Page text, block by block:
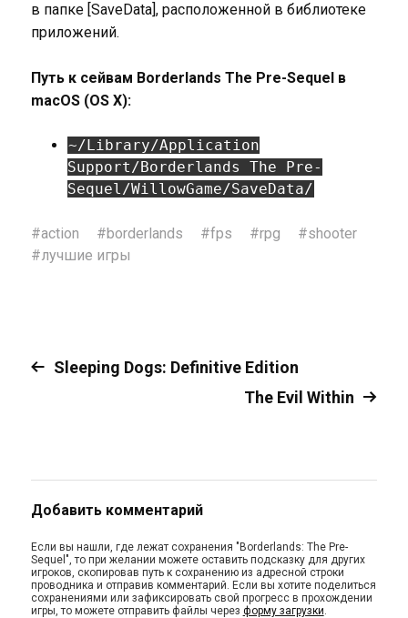
в папке [SaveData], расположенной в библиотеке
приложений.
Путь к сейвам Borderlands The Pre-Sequel в
macOS (OS X):
~/Library/Application
Support/Borderlands The Pre-
Sequel/WillowGame/SaveData/
#action #borderlands #fps #rpg #shooter
#лучшие игры
Sleeping Dogs: Definitive Edition
The Evil Within
Добавить комментарий
Если вы нашли, где лежат сохранения "Borderlands: The Pre-
Sequel", то при желании можете оставить подсказку для других
игроков, скопировав путь к сохранению из адресной строки
проводника и отправив комментарий. Если вы хотите поделиться
сохранениями или зафиксировать свой прогресс в прохождении
игры, то можете отправить файлы через форму загрузки.